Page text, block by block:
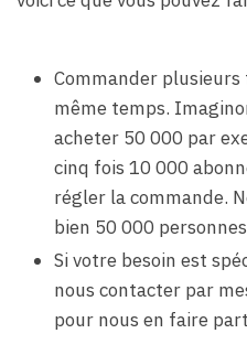
Commander
même temps.
acheter 50 000 par
cinq fois 10 000
régler la commande.
bien 50 000
Si votre besoin est
nous contacter par
pour nous en faire